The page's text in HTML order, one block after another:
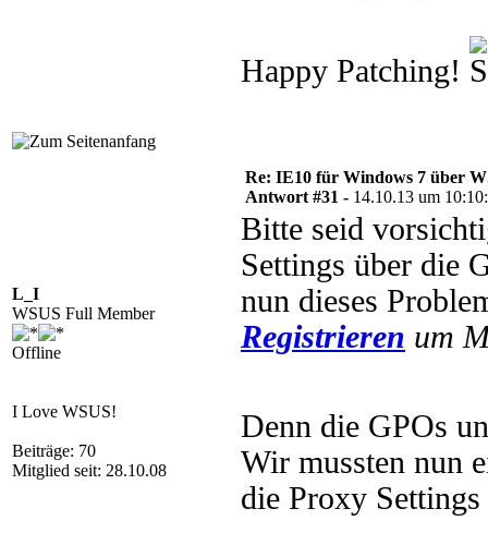
Happy Patching!
L_I
WSUS Full Member
Offline
I Love WSUS!
Beiträge: 70
Mitglied seit: 28.10.08
Re: IE10 für Windows 7 über
Antwort #31 - 14.10.13 um
Bitte seid
Settings über die
nun dieses
Registrieren um
Denn die GPOs
Wir mussten nun
die Proxy